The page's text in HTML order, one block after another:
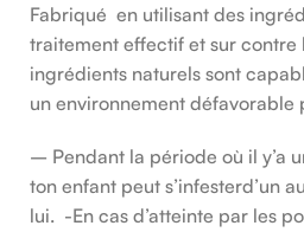
Fabriqué en utilisant des
traitement effectif et sur contre
ingrédients naturels sont
un environnement défavorable
– Pendant la période où il y’a
ton enfant peut s’infesterd’un
lui. -En cas d’atteinte par les